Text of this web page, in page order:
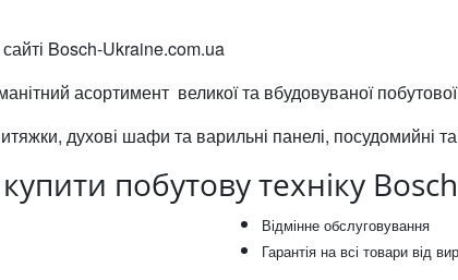
Bosch-Ukraine.com.ua
асортимент великої та вбудовуваної
духові шафи та варильні панелі, посудомийні
побутову техніку
Відмінне обслуговування
Гарантія на всі товари від